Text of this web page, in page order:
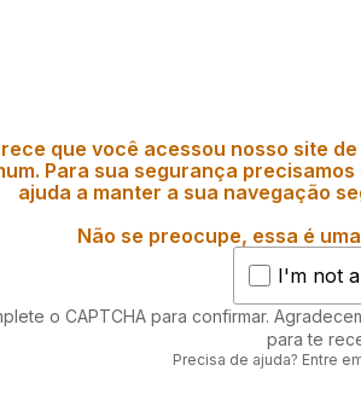
que você acessou nosso site
Para sua segurança
ajuda a manter a sua navegação
Não se preocupe, essa é
I'm not
o CAPTCHA para confirmar.
para te
Precisa de ajuda? Entre